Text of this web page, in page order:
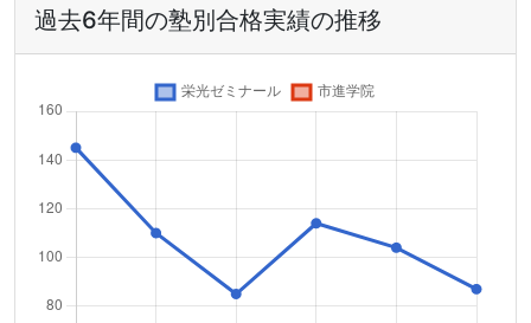
過去6年間の塾別合格実績の推移